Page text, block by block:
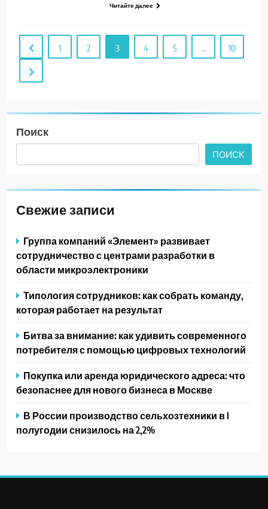
Читайте далее
1 2 3 4 5 … 10
Поиск
ПОИСК
Свежие записи
Группа компаний «Элемент» развивает
сотрудничество с центрами разработки в
области микроэлектроники
Типология сотрудников: как собрать команду,
которая работает на результат
Битва за внимание: как удивить современного
потребителя с помощью цифровых технологий
Покупка или аренда юридического адреса: что
безопаснее для нового бизнеса в Москве
В России производство сельхозтехники в I
полугодии снизилось на 2,2%